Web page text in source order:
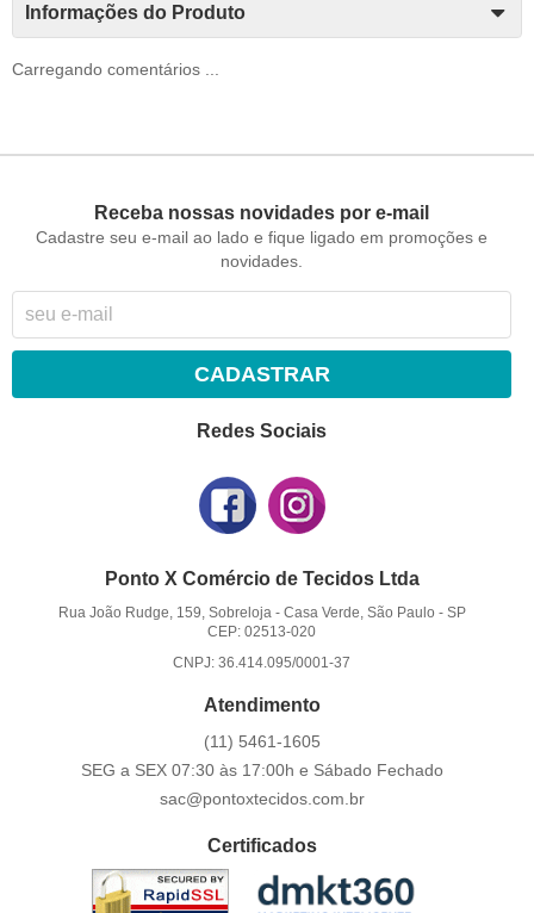
Informações do Produto
Carregando comentários ...
Receba nossas novidades por e-mail
Cadastre seu e-mail ao lado e fique ligado em promoções e
novidades.
CADASTRAR
Redes Sociais
Ponto X Comércio de Tecidos Ltda
Rua João Rudge, 159, Sobreloja- Casa Verde, São Paulo - SP
CEP: 02513-020
CNPJ: 36.414.095/0001-37
Atendimento
(11) 5461-1605
SEG a SEX 07:30 às 17:00h e Sábado Fechado
sac@pontoxtecidos.com.br
Certificados